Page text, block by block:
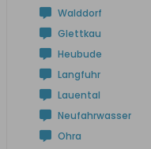
Walddorf
Glettkau
Heubude
Langfuhr
Lauental
Neufahrwasser
Ohra